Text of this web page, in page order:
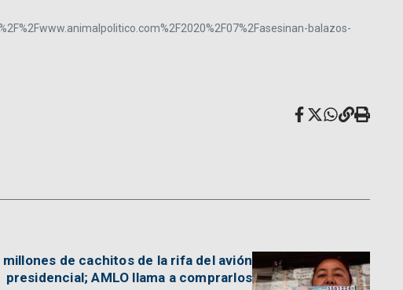
balazos-
de cachitos de la rifa del avión
presidencial; AMLO llama a comprarlos